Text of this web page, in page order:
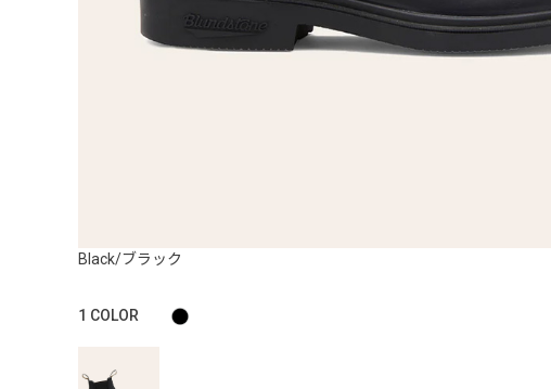
Black/ブラック
1 COLOR